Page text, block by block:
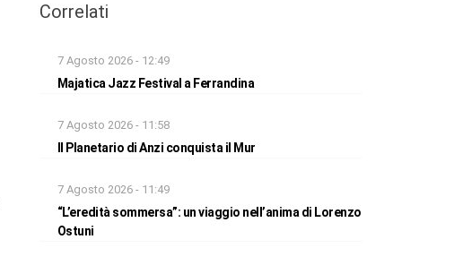
Correlati
7 Agosto 2026 - 12:49
Majatica Jazz Festival a Ferrandina
7 Agosto 2026 - 11:58
Il Planetario di Anzi conquista il Mur
7 Agosto 2026 - 11:49
“L’eredità sommersa”: un viaggio nell’anima di Lorenzo
Ostuni